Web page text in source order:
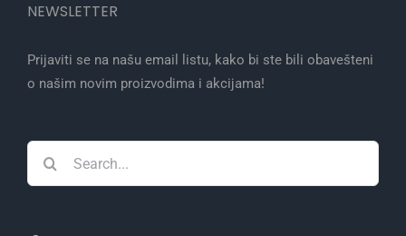
NEWSLETTER
Prijaviti se na našu email listu, kako bi ste bili obavešteni
o našim novim proizvodima i akcijama!